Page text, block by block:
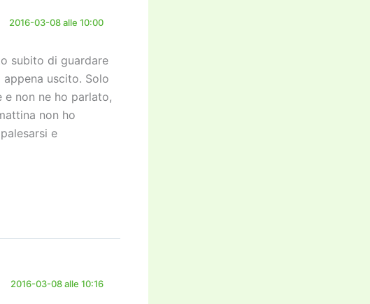
2016-03-08 alle 10:00
subito di guardare
uscito. Solo
non ne ho parlato,
non ho
e
2016-03-08 alle 10:16